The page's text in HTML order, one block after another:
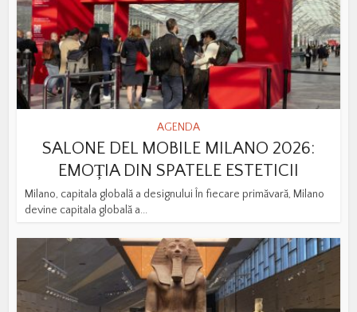
AGENDA
SALONE DEL MOBILE MILANO 2026:
EMOȚIA DIN SPATELE ESTETICII
Milano, capitala globală a designului În fiecare primăvară, Milano
devine capitala globală a...